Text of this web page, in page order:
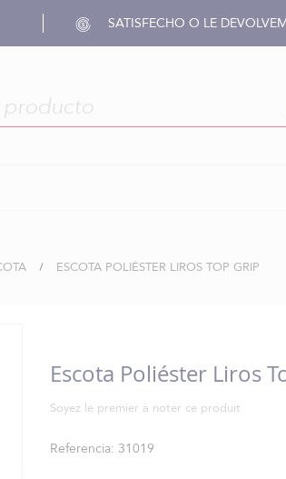
SATISFECHO O LE
ESCOTA POLIÉSTER LIROS TOP GRIP
Escota Poliéster Liros
Soyez le premier à noter ce produit
Referencia 31019